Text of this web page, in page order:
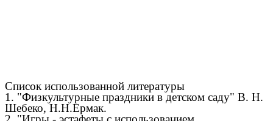
Список использованной литературы
1. "Физкультурные праздники в детском саду" В. Н.
Шебеко, Н.Н.Ермак.